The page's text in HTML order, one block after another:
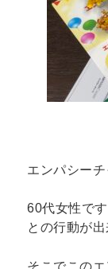
エンパシー
60代女性で
との行動が出